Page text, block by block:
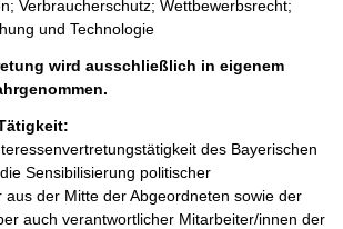
Verbraucherschutz; Wettbewerbsrecht;
und Technologie
wird ausschließlich in eigenem
des Bayerischen
Sensibilisierung politischer
aus der Mitte der Abgeordneten sowie der
auch verantwortlicher Mitarbeiter/innen der